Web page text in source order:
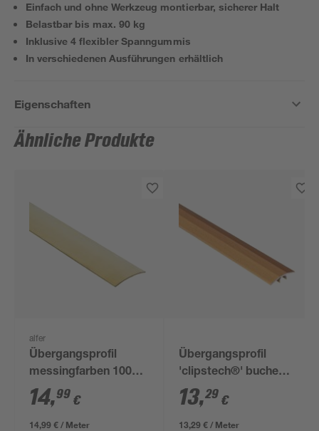
Einfach und ohne Werkzeug montierbar, sicherer Halt
Belastbar bis max. 90 kg
Inklusive 4 flexibler Spanngummis
In verschiedenen Ausführungen erhältlich
Eigenschaften
Ähnliche Produkte
alfer
Übergangsprofil
messingfarben 1000 x
38 mm
14,99 €
14,99 € / Meter
Übergangsprofil
'clipstech®' buche
pulverbeschichtet,
1000 x 33 mm
13,29 €
13,29 € / Meter